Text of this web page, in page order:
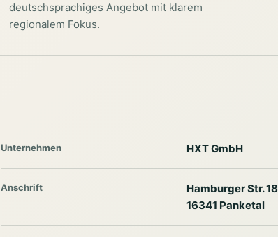
deutschsprachiges Angebot mit klarem
regionalem Fokus.
Unternehmen HXT GmbH
Anschrift
Hamburger Str. 18
16341 Panketal